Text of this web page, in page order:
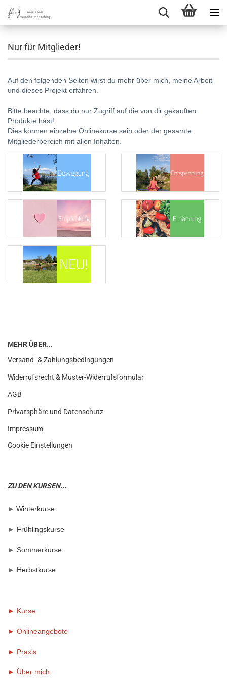
Nur für Mitglieder!
Auf den folgenden Seiten wirst du mehr über mich, meine Arbeit
und dieses Projekt erfahren.
Bitte beachte, dass du nur Zugriff auf die von dir gekauften
Produkte hast!
Dies können einzelne Onlinekurse sein oder der gesamte
Mitgliederbereich mit allen Inhalten.
MEHR ÜBER...
Versand- & Zahlungsbedingungen
Widerrufsrecht & Muster-Widerrufsformular
AGB
Privatsphäre und Datenschutz
Impressum
Cookie Einstellungen
ZU DEN KURSEN...
► Winterkurse
► Frühlingskurse
► Sommerkurse
► Herbstkurse
► Kurse
► Onlineangebote
► Praxis
► Über mich